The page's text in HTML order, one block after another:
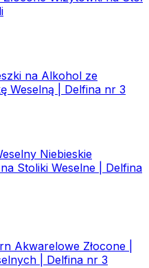
na Alkohol ze
Weselną | Delfina nr 3
Niebieskie
Stoliki Weselne | Delfina
Akwarelowe Złocone |
| Delfina nr 3